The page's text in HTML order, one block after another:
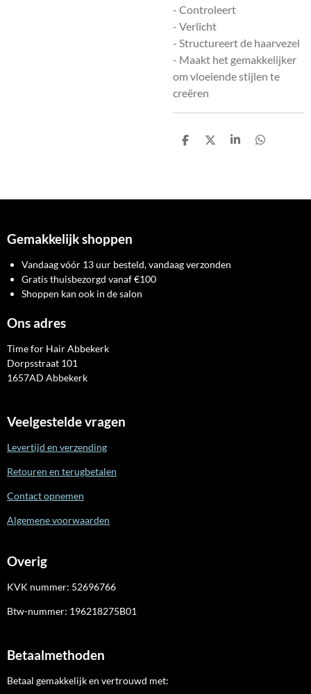
- Controleert
- Verlicht
- Structureert de haarvezel
- Maakt het gemakkelijker
om vloeiende stijlen te
creëren
D
D
S
D
Gemakkelijk shoppen
Vandaag vóór 13 uur besteld, vandaag verzonden
Gratis thuisbezorgd vanaf €100
Shoppen kan ook in de salon
Ons adres
Time for Hair Abbekerk
Dorpsstraat 101
1657AD Abbekerk
Veelgestelde vragen
Levertijd en verzending
Retouren en terugbetalen
Contact opnemen
Algemene voorwaarden
Overig
KVK nummer: 52696766
Btw-nummer: 196218275B01
Betaalmethoden
Betaal gemakkelijk en vertrouwd met: